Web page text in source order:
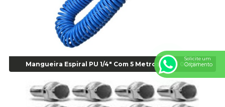
Alicate para Balanceamento - Cod 03078
Alicate para trava de cambio 398 11" - Corneta - Cod 03113
Alicate Universal - Cod 01718
Alicate Universal 8" Gedore - Cod 00133
Anel Centralizador Fiat 4 pçs - Amarelo - Cod 00517
Anel Centralizador GM 4 pçs - Azul - Cod 00519
Anel Centralizador Honda 4 pçs - Vermelho - Cod 01465
Mangueira Espiral PU 1/4" Com 5 Metros - cod 02301
Solicite um
Orçamento